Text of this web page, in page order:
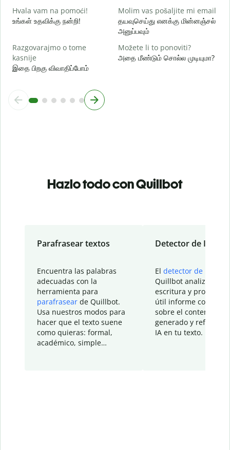
Hvala vam na pomoći!
உங்கள் உதவிக்கு நன்றி!
Molim vas pošaljite mi email
தயவுசெய்து எனக்கு மின்னஞ்சல்
அனுப்பவும்
Razgovarajmo o tome
kasnije
இதை பிறகு விவாதிப்போம்
Možete li to ponoviti?
அதை மீண்டும் சொல்ல முடியுமா?
Hazlo todo con Quillbot
Parafrasear textos
Encuentra las palabras
adecuadas con la
herramienta para
parafrasear de Quillbot.
Usa nuestros modos para
hacer que el texto suene
como quieras: formal,
académico, simple…
Detector de IA
El detector de IA
Quillbot analiza tu
escritura y
útil informe con
sobre el contenido
generado y refinado
IA en tu texto.